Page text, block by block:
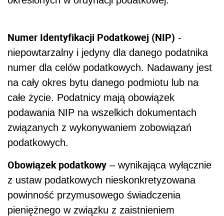
Numer Identyfikacji Podatkowej (NIP) -
niepowtarzalny i jedyny dla danego podatnika
numer dla celów podatkowych. Nadawany jest
na cały okres bytu danego podmiotu lub na
całe życie. Podatnicy mają obowiązek
podawania NIP na wszelkich dokumentach
związanych z wykonywaniem zobowiązań
podatkowych.
Obowiązek podatkowy – wynikająca wyłącznie
z ustaw podatkowych nieskonkretyzowana
powinność przymusowego świadczenia
pieniężnego w związku z zaistnieniem